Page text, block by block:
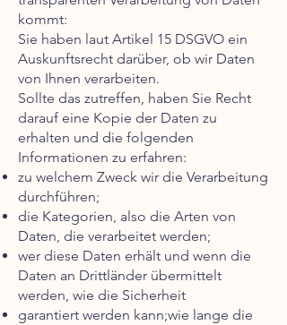
kommt:
Sie haben laut Artikel 15 DSGVO ein
Auskunftsrecht darüber, ob wir Daten
von Ihnen verarbeiten.
Sollte das zutreffen, haben Sie Recht
darauf eine Kopie der Daten zu
erhalten und die folgenden
Informationen zu erfahren:
zu welchem Zweck wir die Verarbeitung
durchführen;
die Kategorien, also die Arten von
Daten, die verarbeitet werden;
wer diese Daten erhält und wenn die
Daten an Drittländer übermittelt
werden, wie die Sicherheit
garantiert werden kann;wie lange die